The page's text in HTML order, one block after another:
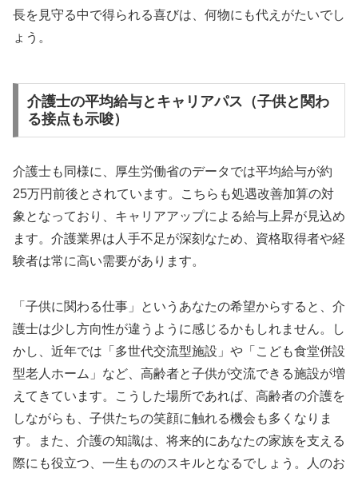
長を見守る中で得られる喜びは、何物にも代えがたいでし
ょう。
介護士の平均給与とキャリアパス（子供と関わ
る接点も示唆）
介護士も同様に、厚生労働省のデータでは平均給与が約
25万円前後とされています。こちらも処遇改善加算の対
象となっており、キャリアアップによる給与上昇が見込め
ます。介護業界は人手不足が深刻なため、資格取得者や経
験者は常に高い需要があります。
「子供に関わる仕事」というあなたの希望からすると、介
護士は少し方向性が違うように感じるかもしれません。し
かし、近年では「多世代交流型施設」や「こども食堂併設
型老人ホーム」など、高齢者と子供が交流できる施設が増
えてきています。こうした場所であれば、高齢者の介護を
しながらも、子供たちの笑顔に触れる機会も多くなりま
す。また、介護の知識は、将来的にあなたの家族を支える
際にも役立つ、一生もののスキルとなるでしょう。人のお